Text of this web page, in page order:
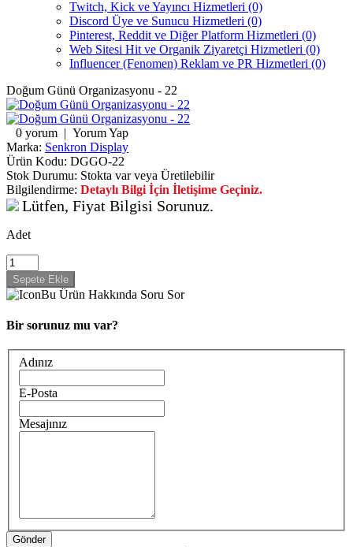
Twitch, Kick ve Yayıncı Hizmetleri (0)
Discord Üye ve Sunucu Hizmetleri (0)
Pinterest, Reddit ve Diğer Platform Hizmetleri (0)
Web Sitesi Hit ve Organik Ziyaretçi Hizmetleri (0)
Influencer (Fenomen) Reklam ve PR Hizmetleri (0)
Doğum Günü Organizasyonu - 22
0 yorum | Yorum Yap
Marka: Senkron Display
Ürün Kodu: DGGO-22
Stok Durumu: Stokta var veya Üretilebilir
Bilgilendirme: Detaylı Bilgi İçin İletişime Geçiniz.
Lütfen, Fiyat Bilgisi Sorunuz.
Adet
Bu Ürün Hakkında Soru Sor
Bir sorunuz mu var?
Adınız
E-Posta
Mesajınız